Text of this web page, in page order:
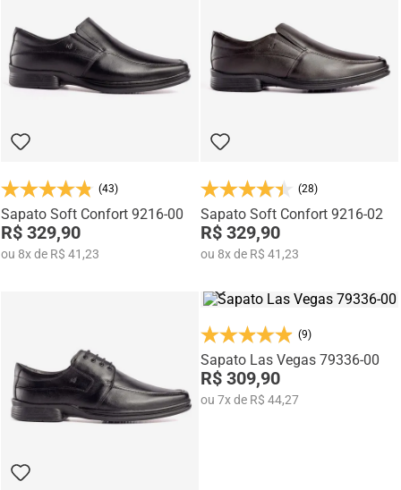
mocassins e sapatênis com tecnologia de elevação interna,
desenvolvidos para garantir mais confiança, postura e estilo em
qualquer momento do dia.
(43)
Sapato Soft Confort 9216-00
R$ 329,90
ou 8xde R$ 41,23
(28)
Sapato Soft Confort 9216-02
R$ 329,90
ou 8xde R$ 41,23
(9)
Sapato Las Vegas 79336-00
R$ 309,90
ou 7xde R$ 44,27